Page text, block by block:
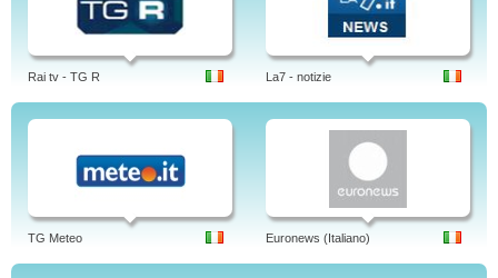
Rai tv - TG R La7 - notizie
TG Meteo Euronews (Italiano)